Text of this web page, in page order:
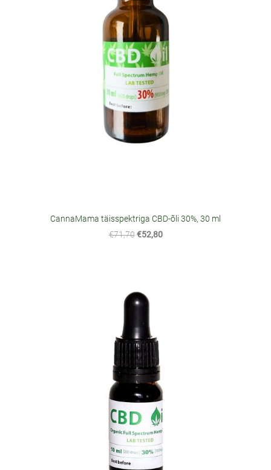
CannaMama täisspektriga CBD-õli 30%, 30 ml
€71,70 €52,80